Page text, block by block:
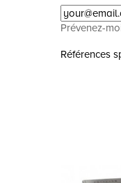
Prévenez-
Références